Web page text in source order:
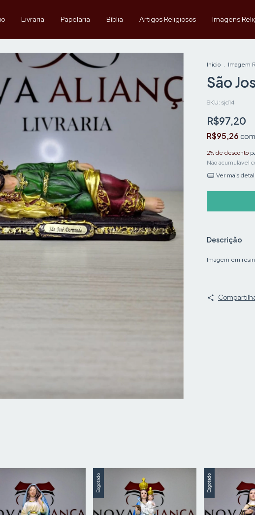
Livraria Papelaria Bíblia Artigos Religiosos Imagens
Início . Imagem
São
SKU: sjd14
R$97,20
R$95,26 com
2% de desconto
Não acumulável
Ver mais
Descrição
Imagem em
Esgotado Esgotado